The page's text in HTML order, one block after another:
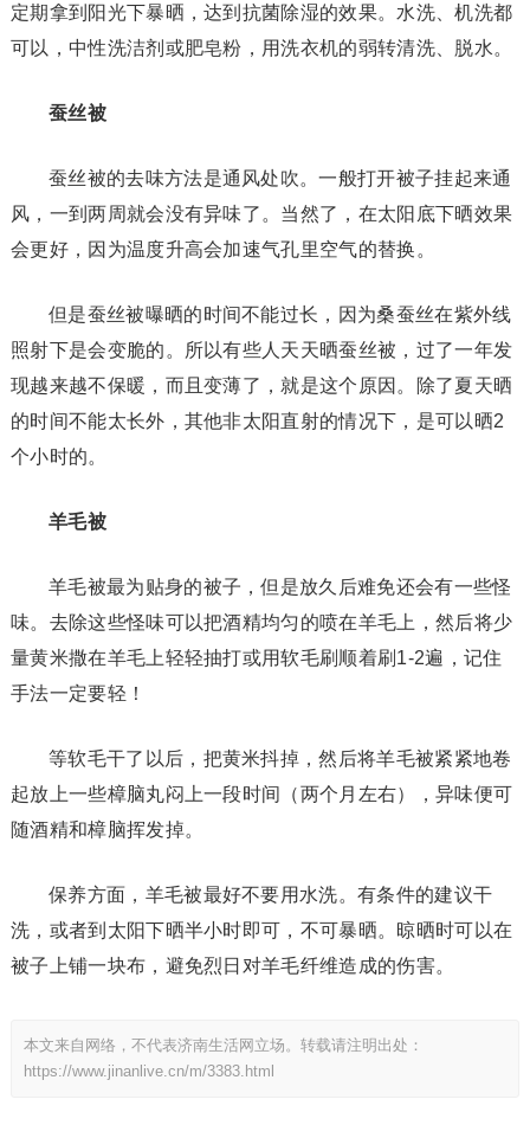
定期拿到阳光下暴晒，达到抗菌除湿的效果。水洗、机洗都
可以，中性洗洁剂或肥皂粉，用洗衣机的弱转清洗、脱水。
蚕丝被
蚕丝被的去味方法是通风处吹。一般打开被子挂起来通
风，一到两周就会没有异味了。当然了，在太阳底下晒效果
会更好，因为温度升高会加速气孔里空气的替换。
但是蚕丝被曝晒的时间不能过长，因为桑蚕丝在紫外线
照射下是会变脆的。所以有些人天天晒蚕丝被，过了一年发
现越来越不保暖，而且变薄了，就是这个原因。除了夏天晒
的时间不能太长外，其他非太阳直射的情况下，是可以晒2
个小时的。
羊毛被
羊毛被最为贴身的被子，但是放久后难免还会有一些怪
味。去除这些怪味可以把酒精均匀的喷在羊毛上，然后将少
量黄米撒在羊毛上轻轻抽打或用软毛刷顺着刷1-2遍，记住
手法一定要轻！
等软毛干了以后，把黄米抖掉，然后将羊毛被紧紧地卷
起放上一些樟脑丸闷上一段时间（两个月左右），异味便可
随酒精和樟脑挥发掉。
保养方面，羊毛被最好不要用水洗。有条件的建议干
洗，或者到太阳下晒半小时即可，不可暴晒。晾晒时可以在
被子上铺一块布，避免烈日对羊毛纤维造成的伤害。
本文来自网络，不代表济南生活网立场。转载请注明出处：
https://www.jinanlive.cn/m/3383.html